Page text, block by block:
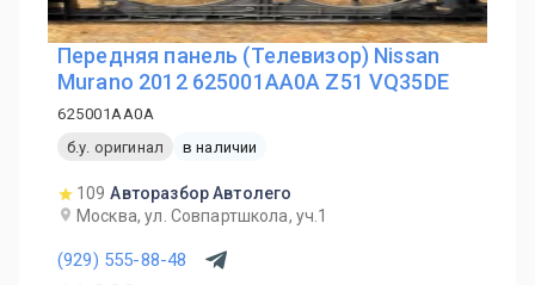
Передняя панель (Телевизор) Nissan
Murano 2012 625001AA0A Z51 VQ35DE
625001AA0A
б.у. оригинал
в наличии
109 Авторазбор Автолего
Москва, ул. Совпартшкола, уч.1
(929) 555-88-48